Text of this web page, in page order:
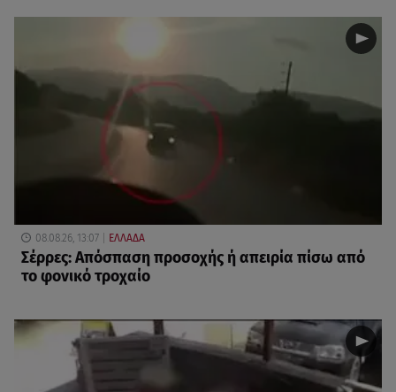
08.08.26, 13:07 ΕΛΛΑΔΑ
Σέρρες: Απόσπαση προσοχής ή απειρία πίσω από
το φονικό τροχαίο